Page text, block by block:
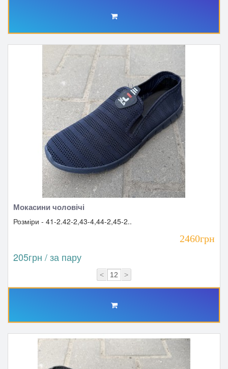
Мокасини чоловічі
Розміри - 41-2.42-2,43-4,44-2,45-2..
2460грн
205грн / за пару
< >